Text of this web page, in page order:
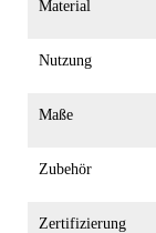
Material
Nutzung
Maße
Zubehör
Zertifizierung